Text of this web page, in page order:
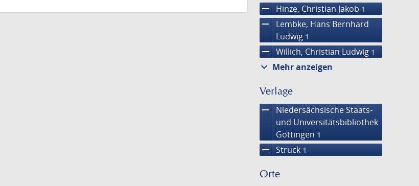
remove Hinze, Christian Jakob 1
remove
Lembke, Hans Bernhard
Ludwig 1
remove Willich, Christian Ludwig 1
expand_more Mehr anzeigen
Verlage
remove
Niedersächsische Staats-
und Universitätsbibliothek
Göttingen 1
remove Struck 1
Orte